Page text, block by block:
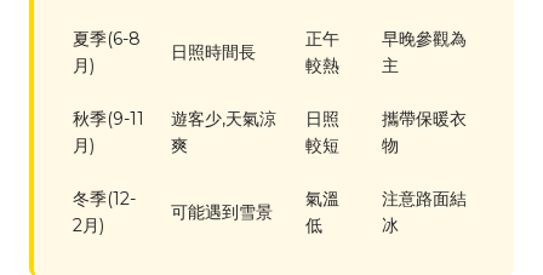
夏季(6-8
月)
日照時間長
正午
較熱
早晚參觀為
主
秋季(9-11
月)
遊客少,天氣涼
爽
日照
較短
攜帶保暖衣
物
冬季(12-
2月)
可能遇到雪景
氣溫
低
注意路面結
冰